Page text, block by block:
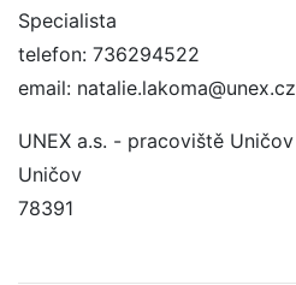
Specialista
telefon: 736294522
email: natalie.lakoma@unex.cz
UNEX a.s. - pracoviště Uničov
Uničov
78391